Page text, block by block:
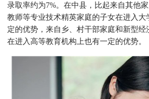
录取率约为7%。在中县，比起来自其他
教师等专业技术精英家庭的子女在进入大
定的优势，来自乡、村干部家庭和新型经
在进入高等教育机构上也有一定的优势。